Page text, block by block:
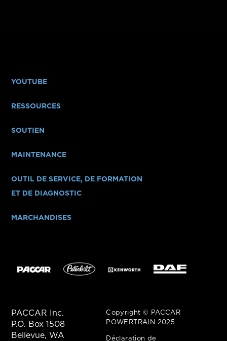
PACCAR Inc.
P.O. Box 1508
Bellevue, WA
Copyright © PACCAR
POWERTRAIN 2025
Déclaration de
YOUTUBE
RESSOURCES
SOUTIEN
MAINTENANCE
OUTIL DE SERVICE, DE FORMATION
ET DE DIAGNOSTIC
MARCHANDISES